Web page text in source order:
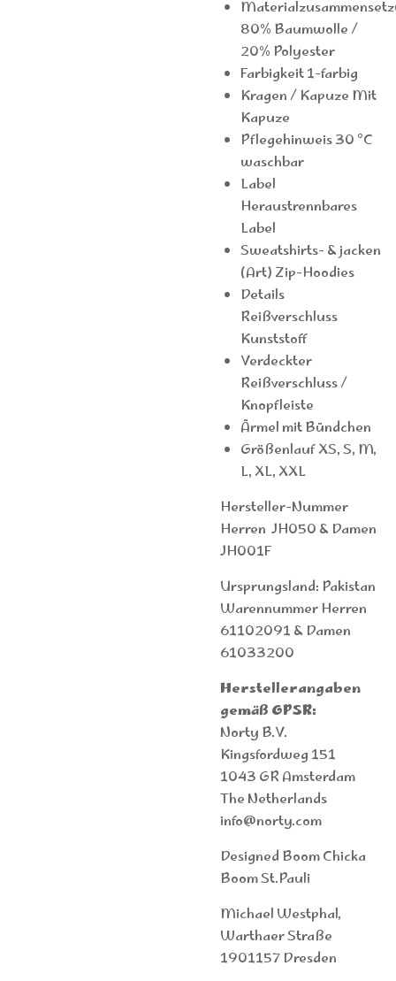
80% Baumwolle /
20% Polyester
Farbigkeit 1-farbig
Kragen / Kapuze Mit
Kapuze
Pflegehinweis 30 °C
waschbar
Label
Heraustrennbares
Label
Sweatshirts- & jacken
(Art) Zip-Hoodies
Details
Reißverschluss
Kunststoff
Verdeckter
Reißverschluss /
Knopfleiste
Ärmel mit Bündchen
Größenlauf XS, S, M,
L, XL, XXL
Hersteller-Nummer
Herren JH050 & Damen
JH001F
Ursprungsland: Pakistan
Warennummer Herren
61102091 & Damen
61033200
Herstellerangaben
gemäß GPSR:
Norty B.V.
Kingsfordweg 151
1043 GR Amsterdam
The Netherlands
info@norty.com
Designed Boom Chicka
Boom St.Pauli
Michael Westphal,
Warthaer Straße
1901157 Dresden